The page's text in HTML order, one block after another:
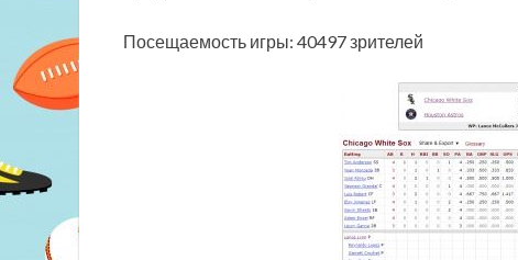
Посещаемость игры: 40497 зрителей